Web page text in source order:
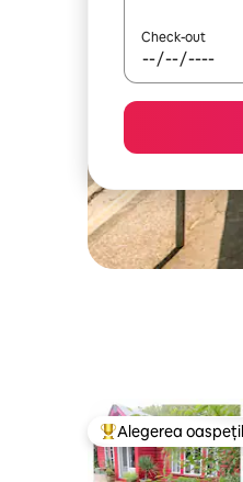
Check-out
Locuință din topul
Alegerea